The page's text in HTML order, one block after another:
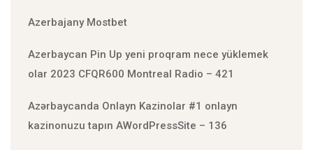
Azerbajany Mostbet
Azerbaycan Pin Up yeni proqram nece yüklemek
olar 2023 CFQR600 Montreal Radio – 421
Azərbaycanda Onlayn Kazinolar #1 onlayn
kazinonuzu tapın AWordPressSite – 136